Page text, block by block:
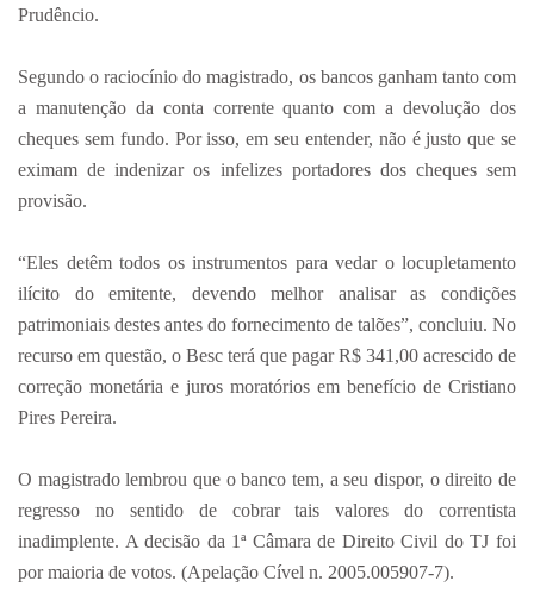
Prudêncio.
Segundo o raciocínio do magistrado, os bancos ganham tanto com
a manutenção da conta corrente quanto com a devolução dos
cheques sem fundo. Por isso, em seu entender, não é justo que se
eximam de indenizar os infelizes portadores dos cheques sem
provisão.
“Eles detêm todos os instrumentos para vedar o locupletamento
ilícito do emitente, devendo melhor analisar as condições
patrimoniais destes antes do fornecimento de talões”, concluiu. No
recurso em questão, o Besc terá que pagar R$ 341,00 acrescido de
correção monetária e juros moratórios em benefício de Cristiano
Pires Pereira.
O magistrado lembrou que o banco tem, a seu dispor, o direito de
regresso no sentido de cobrar tais valores do correntista
inadimplente. A decisão da 1ª Câmara de Direito Civil do TJ foi
por maioria de votos. (Apelação Cível n. 2005.005907-7).